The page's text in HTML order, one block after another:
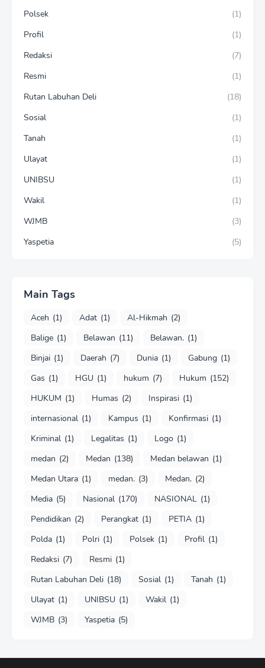
Polsek
(1)
Profil
(1)
Redaksi
(7)
Resmi
(1)
Rutan Labuhan Deli
(18)
Sosial
(1)
Tanah
(1)
Ulayat
(1)
UNIBSU
(1)
Wakil
(1)
WJMB
(3)
Yaspetia
(5)
Main Tags
Aceh (1) Adat (1) Al-Hikmah (2)
Balige (1) Belawan (11) Belawan. (1)
Binjai (1) Daerah (7) Dunia (1) Gabung (1)
Gas (1) HGU (1) hukum (7) Hukum (152)
HUKUM (1) Humas (2) Inspirasi (1)
internasional (1) Kampus (1) Konfirmasi (1)
Kriminal (1) Legalitas (1) Logo (1)
medan (2) Medan (138) Medan belawan (1)
Medan Utara (1) medan. (3) Medan. (2)
Media (5) Nasional (170) NASIONAL (1)
Pendidikan (2) Perangkat (1) PETIA (1)
Polda (1) Polri (1) Polsek (1) Profil (1)
Redaksi (7) Resmi (1)
Rutan Labuhan Deli (18) Sosial (1) Tanah (1)
Ulayat (1) UNIBSU (1) Wakil (1)
WJMB (3) Yaspetia (5)